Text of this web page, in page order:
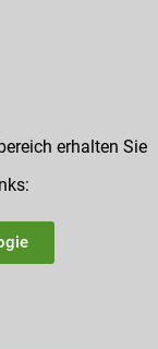
erhalten Sie